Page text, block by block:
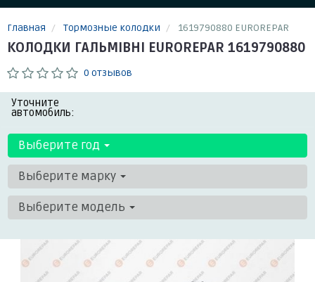
Главная Тормозные колодки 1619790880 EUROREPAR
КОЛОДКИ ГАЛЬМІВНІ EUROREPAR 1619790880
0 отзывов
Уточните
автомобиль:
Выберите год
Выберите марку
Выберите модель